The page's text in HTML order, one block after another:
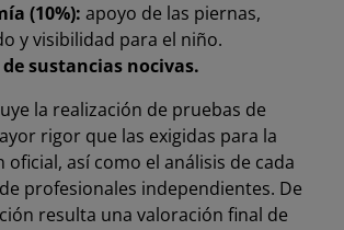
(10%): apoyo de las piernas,
y visibilidad para el niño.
sustancias nocivas.
la realización de pruebas de
rigor que las exigidas para la
así como el análisis de cada
profesionales independientes. De
resulta una valoración final de